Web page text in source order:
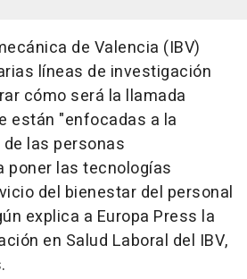
de Valencia (IBV)
líneas de investigación
cómo será la llamada
están "enfocadas a la
las personas
poner las tecnologías
del bienestar del personal
explica a Europa Press la
en Salud Laboral del IBV,